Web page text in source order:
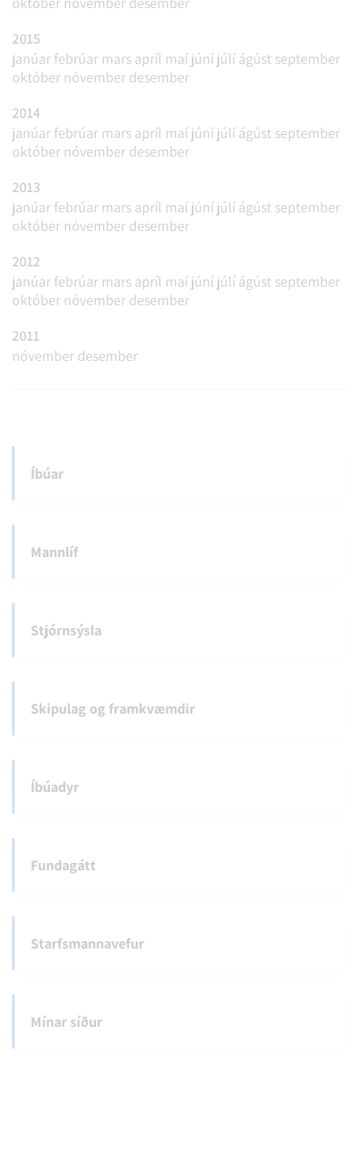
2015
janúar febrúar mars apríl maí júní júlí ágúst september
október nóvember desember
2014
janúar febrúar mars apríl maí júní júlí ágúst september
október nóvember desember
2013
janúar febrúar mars apríl maí júní júlí ágúst september
október nóvember desember
2012
janúar febrúar mars apríl maí júní júlí ágúst september
október nóvember desember
2011
nóvember desember
Íbúar
Mannlíf
Stjórnsýsla
Skipulag og framkvæmdir
Íbúadyr
Fundagátt
Starfsmannavefur
Mínar síður